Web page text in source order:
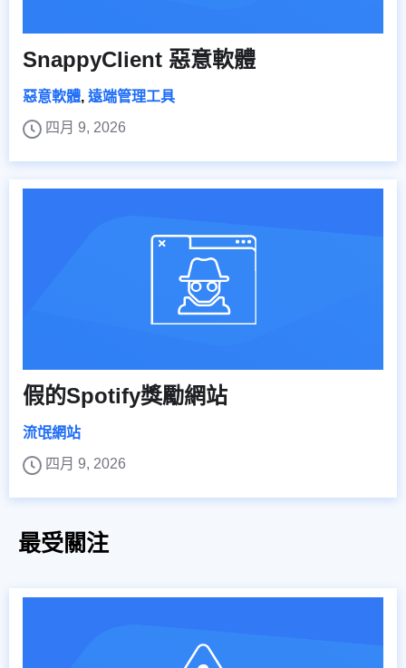
SnappyClient 惡意軟體
惡意軟體, 遠端管理工具
四月 9, 2026
假的Spotify獎勵網站
流氓網站
四月 9, 2026
最受關注